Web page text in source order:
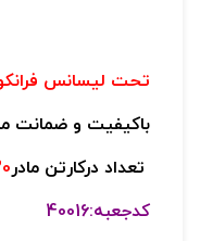
تحت لیسانس
باکیفیت و ضمانت
تعداد درکارتن مادر
کدجعبه:40016